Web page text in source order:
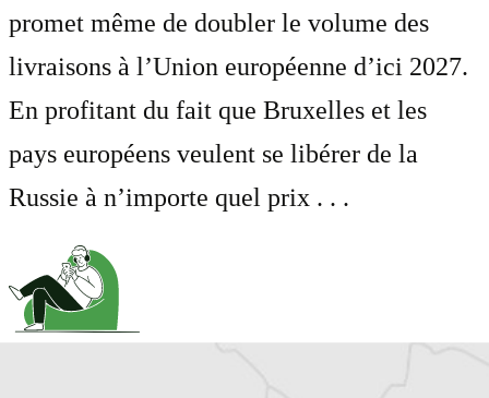
promet même de doubler le volume des
livraisons à l’Union européenne d’ici 2027.
En profitant du fait que Bruxelles et les
pays européens veulent se libérer de la
Russie à n’importe quel prix . . .